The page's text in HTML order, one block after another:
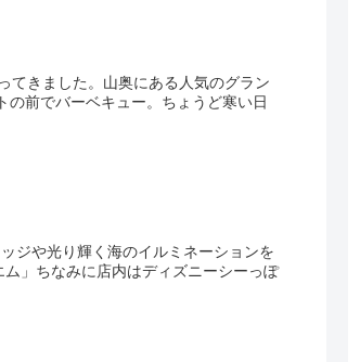
てきました。山奥にある人気のグラン
の前でバーベキュー。ちょうど寒い日
ジや光り輝く海のイルミネーションを
」ちなみに店内はディズニーシーっぽ